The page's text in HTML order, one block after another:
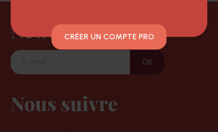
Newsletter
Nous suivre
CRÉER UN COMPTE PRO